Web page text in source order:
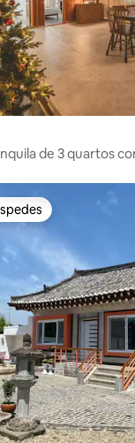
de 3 quartos
8 pessoas